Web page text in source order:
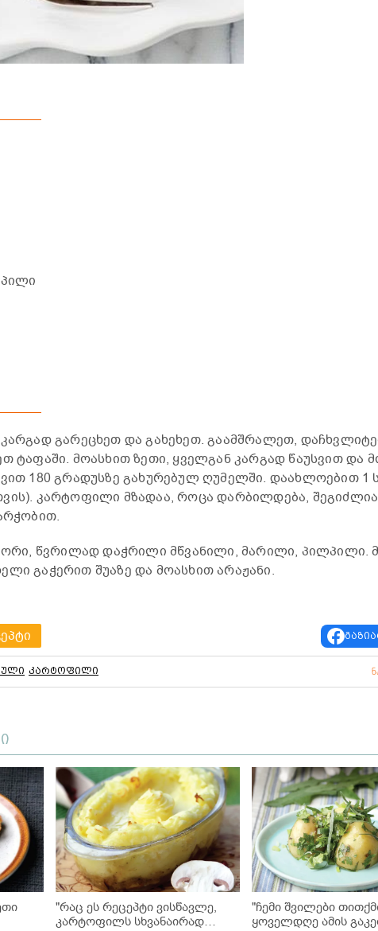
გარეცხეთ და გახეხეთ. გაამშრალეთ,
ტაფაში. მოასხით ზეთი, ყველგან კარგად წაუსვით და
180 გრადუსზე გახურებულ ღუმელში. დაახლოებით 1
კარტოფილი მზადაა, როცა დარბილდება,
წვრილად დაჭრილი მწვანილი, მარილი, პილპილი.
გაჭერით შუაზე და მოასხით არაჟანი.
კარტოფილი
"რაც ეს რეცეპტი ვისწავლე,
კარტოფილს სხვანაირად
"ჩემი შვილები
ყოველდღე ამის